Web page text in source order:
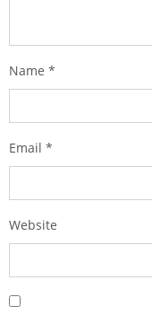
Name *
Email *
Website